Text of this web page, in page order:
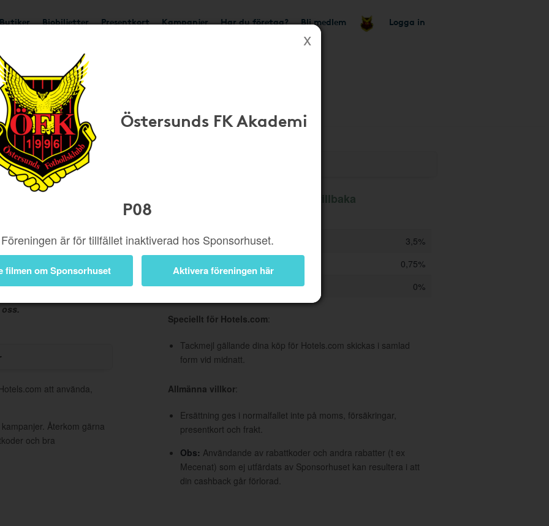
Butiker Biobiljetter Presentkort Kampanjer Har du företag? Bli medlem Logga in
Östersunds FK Akademi
P08
Föreningen är för tillfället inaktiverad hos Sponsorhuset.
filmen om Sponsorhuset Aktivera föreningen här
Ger upp till 3,5%
stämplar och få en
att använda,
Återkom gärna
och bra
Hotels.com ger upp till 3,5% tillbaka
Hotellbokning
3,5%
0,75%
Obs! Användande av rabattkod
0%
Speciellt för Hotels.com:
Tackmejl gällande dina köp för Hotels.com skickas i samlad
form vid midnatt.
Allmänna villkor:
Ersättning ges i normalfallet inte på moms, försäkringar,
presentkort och frakt.
Obs: Användande av rabattkoder och andra rabatter (t ex
Mecenat) som ej utfärdats av Sponsorhuset kan resultera i att
din cashback går förlorad.